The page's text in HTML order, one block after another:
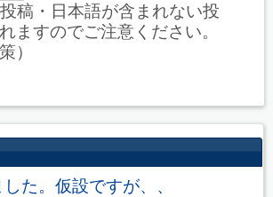
稿・日本語が含まれない投
ますのでご注意ください。
）
た。仮設ですが、、